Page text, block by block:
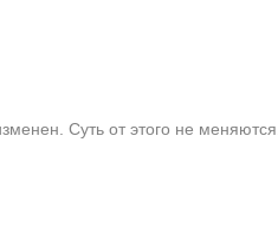
Суть от этого не меняются.